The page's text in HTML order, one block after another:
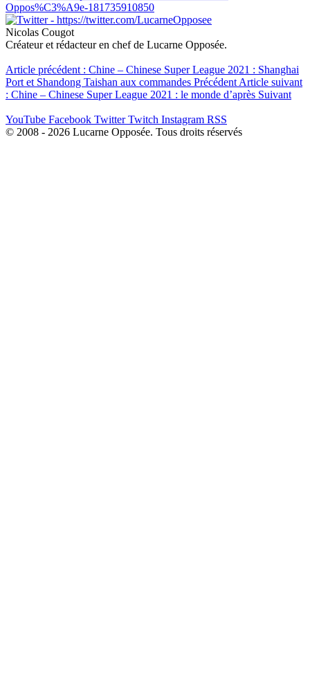
Nicolas Cougot
Créateur et rédacteur en chef de Lucarne Opposée.
Article précédent : Chine – Chinese Super League 2021 : Shanghai
Port et Shandong Taishan aux commandes Précédent Article suivant
: Chine – Chinese Super League 2021 : le monde d’après Suivant
YouTube Facebook Twitter Twitch Instagram RSS
© 2008 - 2026 Lucarne Opposée. Tous droits réservés